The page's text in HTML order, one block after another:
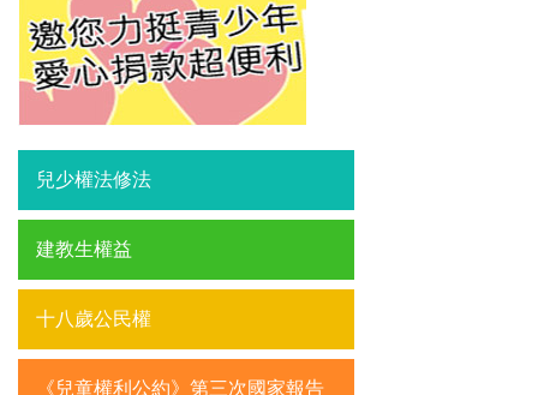
兒少權法修法
建教生權益
十八歲公民權
《兒童權利公約》第三次國家報告